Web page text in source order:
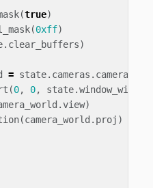
(true)
(0xff)
. clear_buffers)
= state. cameras .
(0, 0, state.window_width
.view)
(camera_world . proj )